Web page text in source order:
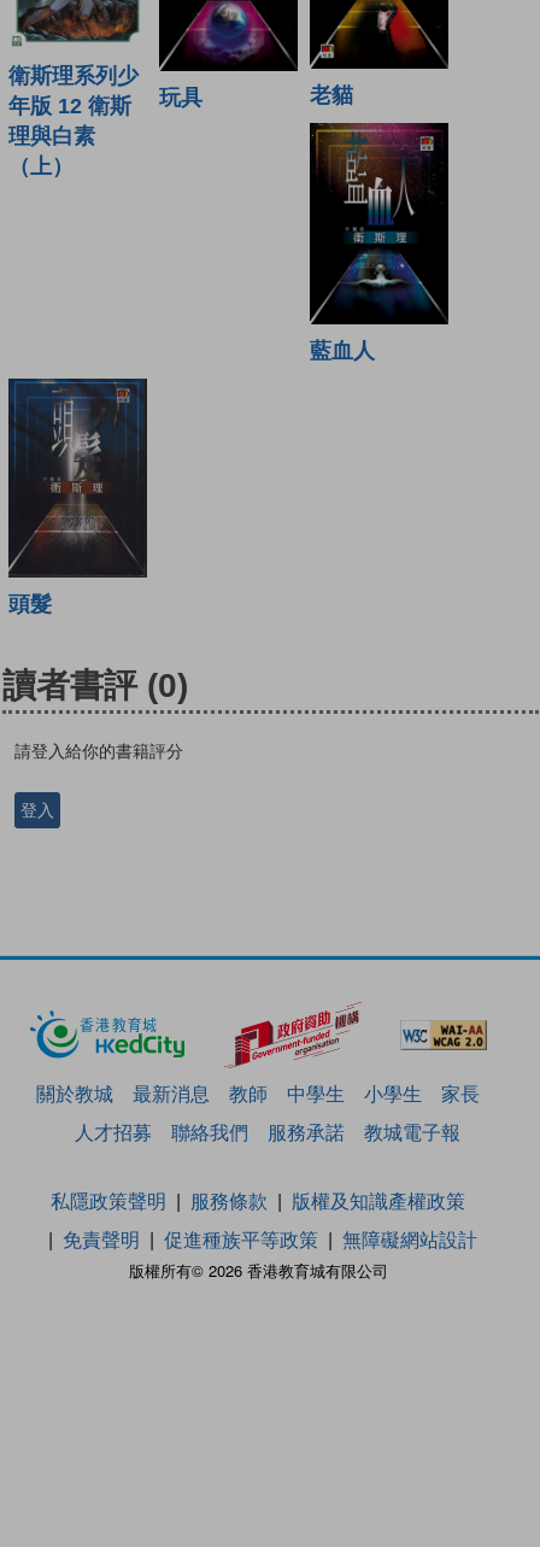
衛斯理系列少
年版 12 衛斯
理與白素
（上）
玩具 老貓
藍血人
頭髮
讀者書評 (0)
請登入給你的書籍評分
登入
關於教城 最新消息 教師 中學生 小學生
家長
人才招募
聯絡我們 服務承諾 教城電子報
版權所有© 2026 香港教育城有限公司
私隱政策聲明 服務條款
版權及知識產權政策
免責聲明
促進種族平等政策 無障礙網站設計